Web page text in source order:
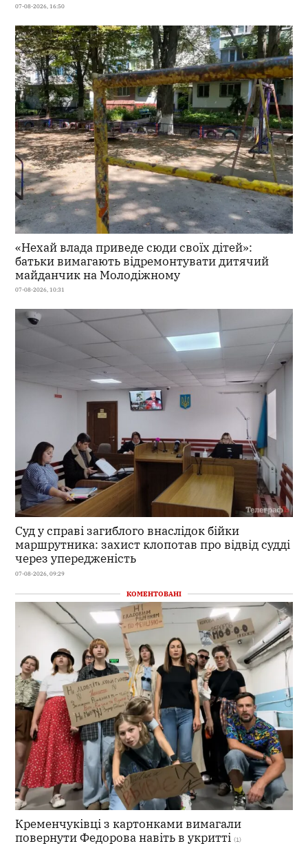
07-08-2026, 16:50
«Нехай влада приведе сюди своїх дітей»:
батьки вимагають відремонтувати дитячий
майданчик на Молодіжному
07-08-2026, 10:31
Суд у справі загиблого внаслідок бійки
маршрутника: захист клопотав про відвід судді
через упередженість
07-08-2026, 09:29
КОМЕНТОВАНІ
Кременчуківці з картонками вимагали
повернути Федорова навіть в укритті (1)